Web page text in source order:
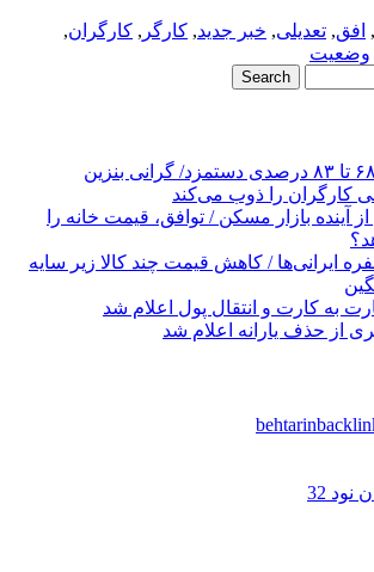
, افق, تعدیلی, خبر جدید, کارگر , کارگران,
وضعیت
عقب‌ماندگی ۶۸ تا ۸۳ درصدی دستمزد/ گرانی بنزین
کارگران را ذوب می‌کند
آینده بازار مسکن / توافق، قیمت خانه را
ایرانی‌ها / کاهش قیمت چند کالا زیر سایه
به کارت و انتقال پول اعلام شد
از حذف یارانه اعلام شد
32